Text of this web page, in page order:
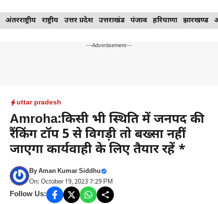
Skip
to
अंतरराष्ट्रीय राष्ट्रीय उत्तर प्रदेश उत्तराखंड पंजाब हरियाणा झारखण्ड
---Advertisement---
uttar pradesh
Amroha:किसी भी स्थिति में जनपद की
रैंकिंग टॉप 5 से विगड़ी तो बख्सा नहीं
जाएगा कार्यवाही के लिए तैयार रहें *
ByAman Kumar Siddhu
On: October 19, 2023 7:29 PM
Follow Us: